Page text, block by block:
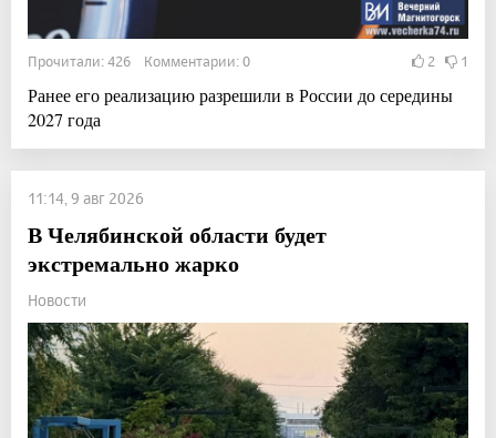
Прочитали: 426 Комментарии: 0 2 1
Ранее его реализацию разрешили в России до середины
2027 года
11:14, 9 авг 2026
В Челябинской области будет
экстремально жарко
Новости